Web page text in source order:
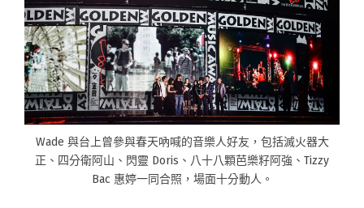
Wade 與台上曾參與春天吶喊的音樂人好友，包括滅火器大
正、四分衛阿山、閃靈 Doris、八十八顆芭樂籽阿強、Tizzy
Bac 惠婷一同合照，場面十分動人。